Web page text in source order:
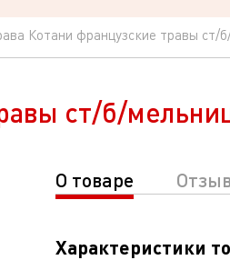
Котани французские травы ст/
ст/б/
О товаре
Характеристики